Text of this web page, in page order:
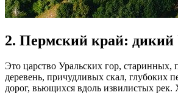
2. Пермский край: дикий
Это царство Уральских гор, старинных,
деревень, причудливых скал, глубоких
дорог, вьющихся вдоль извилистых рек.